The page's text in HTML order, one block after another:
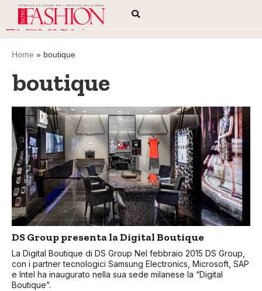
Home » boutique
boutique
DS Group presenta la Digital Boutique
La Digital Boutique di DS Group Nel febbraio 2015 DS Group,
con i partner tecnologici Samsung Electronics, Microsoft, SAP
e Intel ha inaugurato nella sua sede milanese la “Digital
Boutique”.